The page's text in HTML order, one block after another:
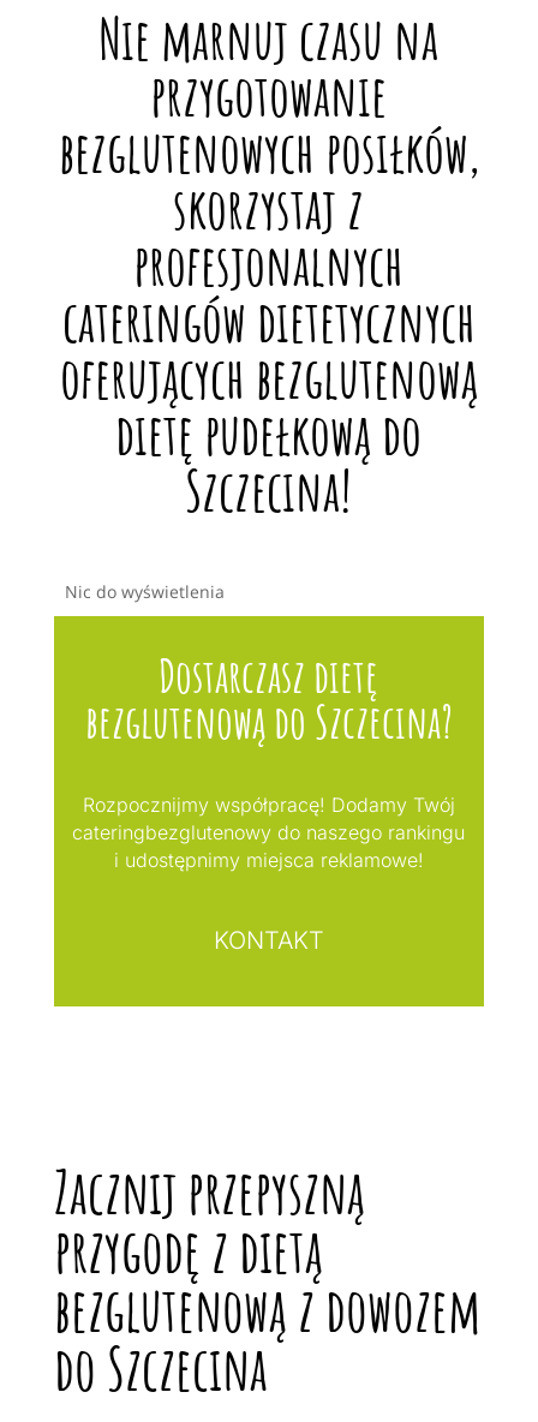
Nie marnuj czasu na
przygotowanie
bezglutenowych posiłków,
skorzystaj z
profesjonalnych
cateringów dietetycznych
oferujących bezglutenową
dietę pudełkową do
Szczecina!
Nic do wyświetlenia
Dostarczasz dietę
bezglutenową do Szczecina?
Rozpocznijmy współpracę! Dodamy Twój
cateringbezglutenowy do naszego rankingu
i udostępnimy miejsca reklamowe!
KONTAKT
Zacznij przepyszną
przygodę z dietą
bezglutenową z dowozem
do Szczecina